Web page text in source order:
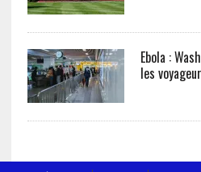
Ebola :
les